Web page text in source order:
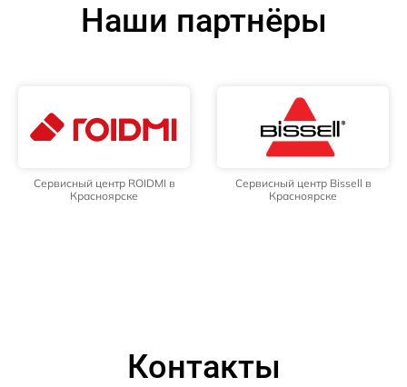
Наши партнёры
Сервисный центр ROIDMI в
Красноярске
Сервисный центр Bissell в
Красноярске
Контакты